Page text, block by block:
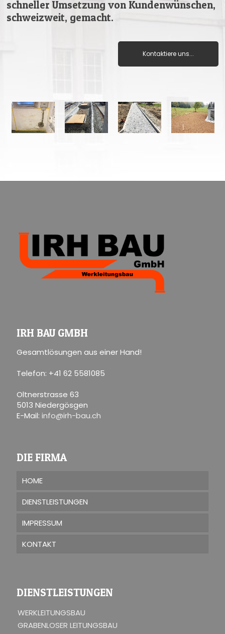
schneller Umsetzung von Kundenwünschen,
schweizweit, gemacht.
Kontaktiere uns...
IRH BAU GMBH
Gesamtlösungen aus einer Hand!
Telefon: +41 62 5581085
Oltnerstrasse 63
5013 Niedergösgen
E-Mail: info@irh-bau.ch
DIE FIRMA
HOME
DIENSTLEISTUNGEN
IMPRESSUM
KONTAKT
DIENSTLEISTUNGEN
WERKLEITUNGSBAU
GRABENLOSER LEITUNGSBAU